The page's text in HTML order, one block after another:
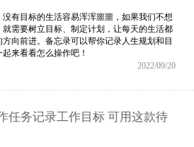
没有目标的生活容易浑浑噩噩，如果我们不想
就需要树立目标、制定计划，让每天的生活都
方向前进。备忘录可以帮你记录人生规划和目
来看看怎么操作吧！
2022/09/20
任务记录工作目标 可用这款待